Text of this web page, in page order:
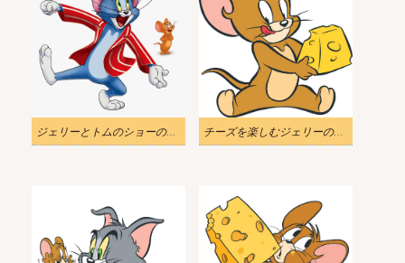
ジェリーとトムのショーのイラスト チーズを楽しむジェリーのイラスト